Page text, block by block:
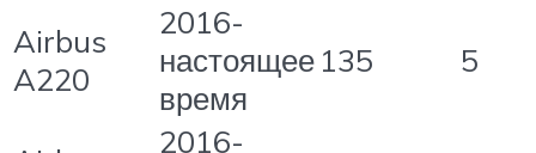
Airbus
A220
2016-
настоящее
время
135 5
2016-